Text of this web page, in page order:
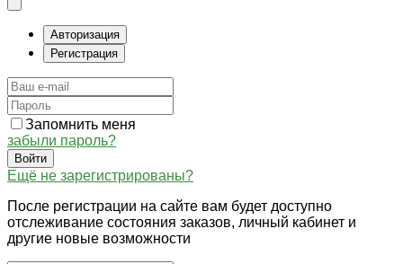
Авторизация
Регистрация
Запомнить меня
забыли пароль?
Войти
Ещё не зарегистрированы?
После регистрации на сайте вам будет доступно
отслеживание состояния заказов, личный кабинет и
другие новые возможности